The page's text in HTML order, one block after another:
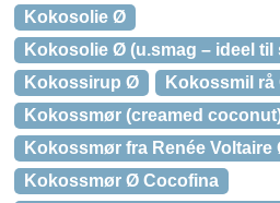
Kokosolie Ø
Kokosolie Ø (u.smag – ideel til
Kokossirup Ø
Kokossmil rå
Kokossmør (creamed
Kokossmør fra Renée
Kokossmør Ø Cocofina